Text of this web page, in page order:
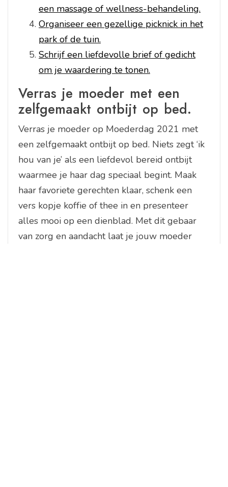
een massage of wellness-behandeling.
Organiseer een gezellige picknick in het
park of de tuin.
Schrijf een liefdevolle brief of gedicht
om je waardering te tonen.
Verras je moeder met een
zelfgemaakt ontbijt op bed.
Verras je moeder op Moederdag 2021 met
een zelfgemaakt ontbijt op bed. Niets zegt ‘ik
hou van je’ als een liefdevol bereid ontbijt
waarmee je haar dag speciaal begint. Maak
haar favoriete gerechten klaar, schenk een
vers kopje koffie of thee in en presenteer
alles mooi op een dienblad. Met dit gebaar
van zorg en aandacht laat je jouw moeder